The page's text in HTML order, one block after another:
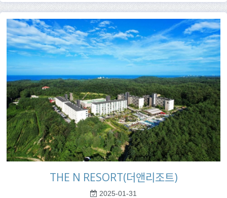
THE N RESORT(더앤리조트)
2025-01-31